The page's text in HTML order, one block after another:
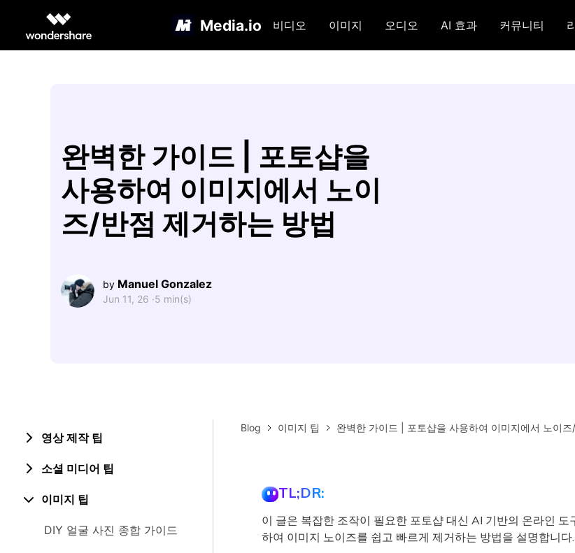
Media.io 비디오 이미지 오디오 AI 효과 커뮤니티
완벽한 가이드 | 포토샵을
사용하여 이미지에서 노이
즈/반점 제거하는 방법
by Manuel Gonzalez
Jun 11, 26 ·5 min(s)
영상 제작 팁
소셜 미디어 팁
이미지 팁
DIY 얼굴 사진 종합 가이드
Blog 이미지 팁 완벽한 가이드 | 포토샵을 사용하여 이미지에서 노이
TL;DR:
이 글은 복잡한 조작이 필요한 포토샵 대신 AI 기반의 온라인 도
하여 이미지 노이즈를 쉽고 빠르게 제거하는 방법을 설명합니다.